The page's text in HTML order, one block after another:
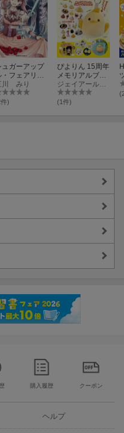
ュガーアップ
・フェアリー
イル （1）
川 みり
)
ぴよりん 15周年
メモリアルブッ
ク
ジェイアール東海フードサービス
(1件)
購入履歴 クーポン
ヘルプ